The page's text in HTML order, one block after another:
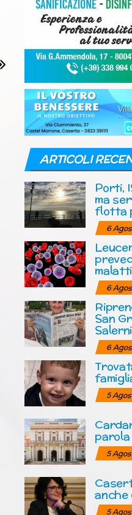
ARTICOLI
Porti,
ma
flotta
6
6
San
6
5
5
anche
5